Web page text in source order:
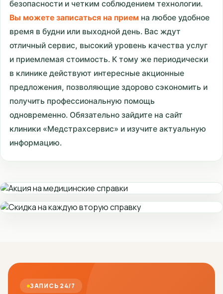
безопасности и четким соблюдением технологии.
Вы можете записаться на прием на любое удобное
время в будни или выходной день. Вас ждут
отличный сервис, высокий уровень качества услуг
и приемлемая стоимость. К тому же периодически
в клинике действуют интересные акционные
предложения, позволяющие здорово сэкономить и
получить профессиональную помощь
одновременно. Обязательно зайдите на сайт
клиники «Медстрахсервис» и изучите актуальную
информацию.
ЗАПИСЬ 24/7